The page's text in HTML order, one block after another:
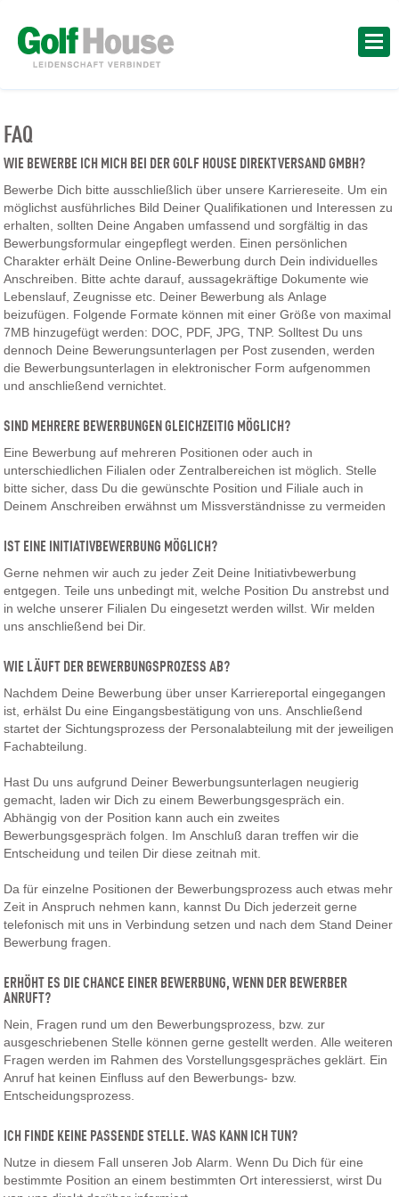
FAQ
WIE BEWERBE ICH MICH BEI DER GOLF HOUSE DIREKTVERSAND GMBH?
Bewerbe Dich bitte ausschließlich über unsere Karriereseite. Um ein
möglichst ausführliches Bild Deiner Qualifikationen und Interessen zu
erhalten, sollten Deine Angaben umfassend und sorgfältig in das
Bewerbungsformular eingepflegt werden. Einen persönlichen
Charakter erhält Deine Online-Bewerbung durch Dein individuelles
Anschreiben. Bitte achte darauf, aussagekräftige Dokumente wie
Lebenslauf, Zeugnisse etc. Deiner Bewerbung als Anlage
beizufügen. Folgende Formate können mit einer Größe von maximal
7MB hinzugefügt werden: DOC, PDF, JPG, TNP. Solltest Du uns
dennoch Deine Bewerungsunterlagen per Post zusenden, werden
die Bewerbungsunterlagen in elektronischer Form aufgenommen
und anschließend vernichtet.
SIND MEHRERE BEWERBUNGEN GLEICHZEITIG MÖGLICH?
Eine Bewerbung auf mehreren Positionen oder auch in
unterschiedlichen Filialen oder Zentralbereichen ist möglich. Stelle
bitte sicher, dass Du die gewünschte Position und Filiale auch in
Deinem Anschreiben erwähnst um Missverständnisse zu vermeiden
IST EINE INITIATIVBEWERBUNG MÖGLICH?
Gerne nehmen wir auch zu jeder Zeit Deine Initiativbewerbung
entgegen. Teile uns unbedingt mit, welche Position Du anstrebst und
in welche unserer Filialen Du eingesetzt werden willst. Wir melden
uns anschließend bei Dir.
WIE LÄUFT DER BEWERBUNGSPROZESS AB?
Nachdem Deine Bewerbung über unser Karriereportal eingegangen
ist, erhälst Du eine Eingangsbestätigung von uns. Anschließend
startet der Sichtungsprozess der Personalabteilung mit der jeweiligen
Fachabteilung.
Hast Du uns aufgrund Deiner Bewerbungsunterlagen neugierig
gemacht, laden wir Dich zu einem Bewerbungsgespräch ein.
Abhängig von der Position kann auch ein zweites
Bewerbungsgespräch folgen. Im Anschluß daran treffen wir die
Entscheidung und teilen Dir diese zeitnah mit.
Da für einzelne Positionen der Bewerbungsprozess auch etwas mehr
Zeit in Anspruch nehmen kann, kannst Du Dich jederzeit gerne
telefonisch mit uns in Verbindung setzen und nach dem Stand Deiner
Bewerbung fragen.
ERHÖHT ES DIE CHANCE EINER BEWERBUNG, WENN DER BEWERBER
ANRUFT?
Nein, Fragen rund um den Bewerbungsprozess, bzw. zur
ausgeschriebenen Stelle können gerne gestellt werden. Alle weiteren
Fragen werden im Rahmen des Vorstellungsgespräches geklärt. Ein
Anruf hat keinen Einfluss auf den Bewerbungs- bzw.
Entscheidungsprozess.
ICH FINDE KEINE PASSENDE STELLE. WAS KANN ICH TUN?
Nutze in diesem Fall unseren Job Alarm. Wenn Du Dich für eine
bestimmte Position an einem bestimmten Ort interessierst, wirst Du